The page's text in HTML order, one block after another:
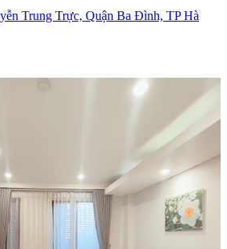
Trung Trực, Quận Ba Đình, TP Hà